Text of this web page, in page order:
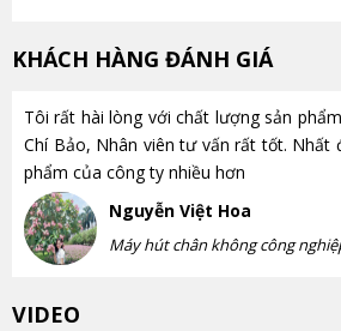
KHÁCH HÀNG ĐÁNH GIÁ
Tôi rất hài lòng với chất lượng sản
Chí Bảo, Nhân viên tư vấn rất tốt. Nhất
phẩm của công ty nhiều hơn
Nguyễn Việt Hoa
Máy hút chân không công
VIDEO